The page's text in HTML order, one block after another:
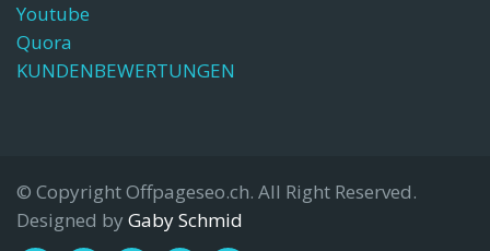
Youtube
Quora
KUNDENBEWERTUNGEN
© Copyright Offpageseo.ch. All Right Reserved.
Designed by Gaby Schmid